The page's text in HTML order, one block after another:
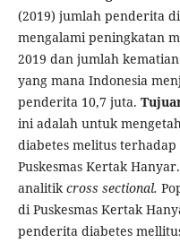
(2019) jumlah penderita
mengalami peningkatan
2019 dan jumlah
yang mana Indonesia
penderita 10,7 juta.
ini adalah untuk
diabetes melitus
Puskesmas Kertak Hanyar.
analitikcross sectional.
di Puskesmas Kertak
penderita diabetes